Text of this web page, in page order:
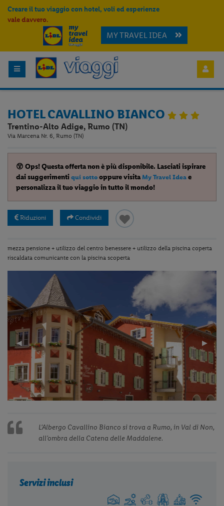
Creare il tuo viaggio con hotel, voli ed esperienze
vale davvero.
MY TRAVEL IDEA
HOTEL CAVALLINO BIANCO
Trentino-Alto Adige, Rumo (TN)
Via Marcena Nr. 6, Rumo (TN)
😲 Ops! Questa offerta non è più disponibile. Lasciati ispirare
dai suggerimentiqui sotto oppure visita My Travel Idea e
personalizza il tuo viaggio in tutto il mondo!
Riduzioni Condividi
mezza pensione + utilizzo del centro benessere + utilizzo della piscina coperta
riscaldata comunicante con la piscina scoperta
Previous
Slide
◀︎
Next
Slide
▶︎
L’Albergo Cavallino Bianco si trova a Rumo, in Val di Non,
all’ombra della Catena delle Maddalene.
Servizi inclusi